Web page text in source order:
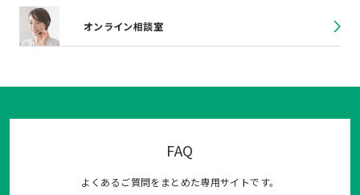
オンライン相談室
FAQ
よくあるご質問をまとめた専用サイトです。